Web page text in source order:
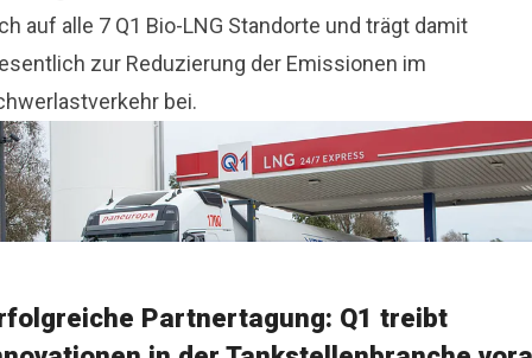
auf alle 7 Q1 Bio-LNG Standorte und trägt damit
zur Reduzierung der Emissionen im
bei.
Partnertagung: Q1 treibt